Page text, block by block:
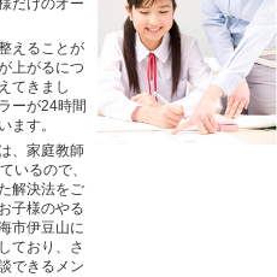
だけのオー
えることが
上がるにつ
てきまし
ーが24時間
ます。
、家庭教師
いるので、
解決法をご
子様のやる
市伊豆山に
ており、さ
できるメン